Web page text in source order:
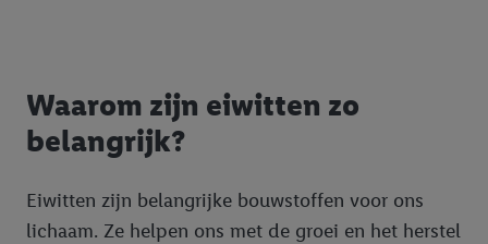
Waarom zijn eiwitten zo
belangrijk?
Eiwitten zijn belangrijke bouwstoffen voor ons
lichaam. Ze helpen ons met de groei en het herstel